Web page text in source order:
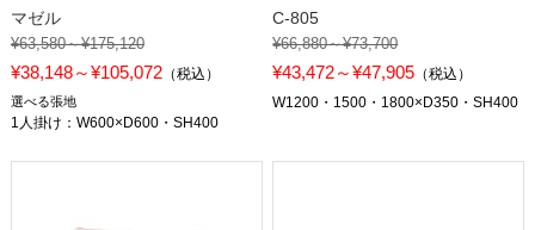
マゼル
¥63,580～¥175,120
¥38,148～¥105,072（税込）
選べる張地
1人掛け：W600×D600・SH400
C-805
¥66,880～¥73,700
¥43,472～¥47,905 （税込）
W1200・1500・1800×D350・SH400